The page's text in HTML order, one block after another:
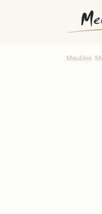
Meubles